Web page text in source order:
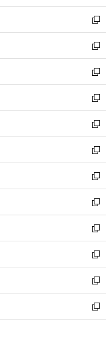
開
く
ウ
で
開
く
ン
ド
ウ
で
開
く
ウ
ィ
ン
ド
ウ
で
開
く
新
し
い
ウ
ィ
ン
ド
ウ
で
開
く
新
し
い
ウ
ィ
ン
ド
ウ
で
開
く
新
し
い
ウ
ィ
ン
ド
ウ
で
開
く
新
し
い
ウ
ィ
ン
ド
ウ
で
開
く
新
し
い
ウ
ィ
ン
ド
ウ
で
開
く
新
し
い
ウ
ィ
ン
ド
ウ
で
開
く
新
し
い
ウ
ィ
ン
ド
ウ
で
開
く
新
し
い
ウ
ィ
ン
ド
ウ
で
開
新
し
い
ウ
ィ
ン
ド
ウ
新
し
い
ウ
ィ
ン
新
し
い
ウ
新
し